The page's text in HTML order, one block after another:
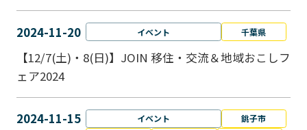
2024-11-20 イベント 千葉県
【12/7(土)・8(日)】JOIN 移住・交流＆地域おこしフ
ェア2024
2024-11-15 イベント
銚子市